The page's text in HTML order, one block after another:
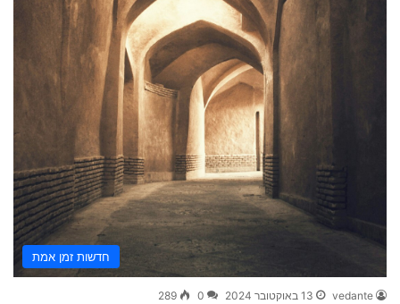
חדשות זמן אמת
vedante 13 באוקטובר 2024 0
289